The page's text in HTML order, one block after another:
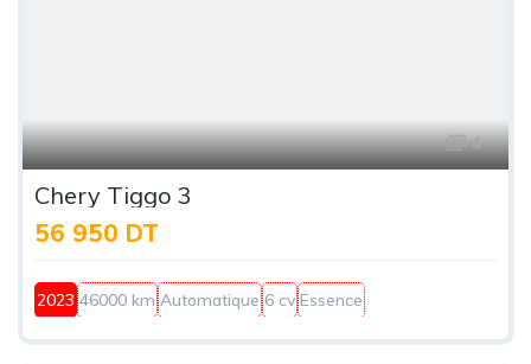
4
Chery Tiggo 3
56 950 DT
2023 46000 km Automatique 6 cv Essence